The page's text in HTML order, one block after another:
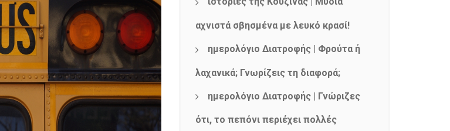
αχνιστά σβησμένα με λευκό κρασί!
ημερολόγιο Διατροφής | Φρούτα ή
λαχανικά; Γνωρίζεις τη διαφορά;
ημερολόγιο Διατροφής | Γνώριζες
ότι, το πεπόνι περιέχει πολλές